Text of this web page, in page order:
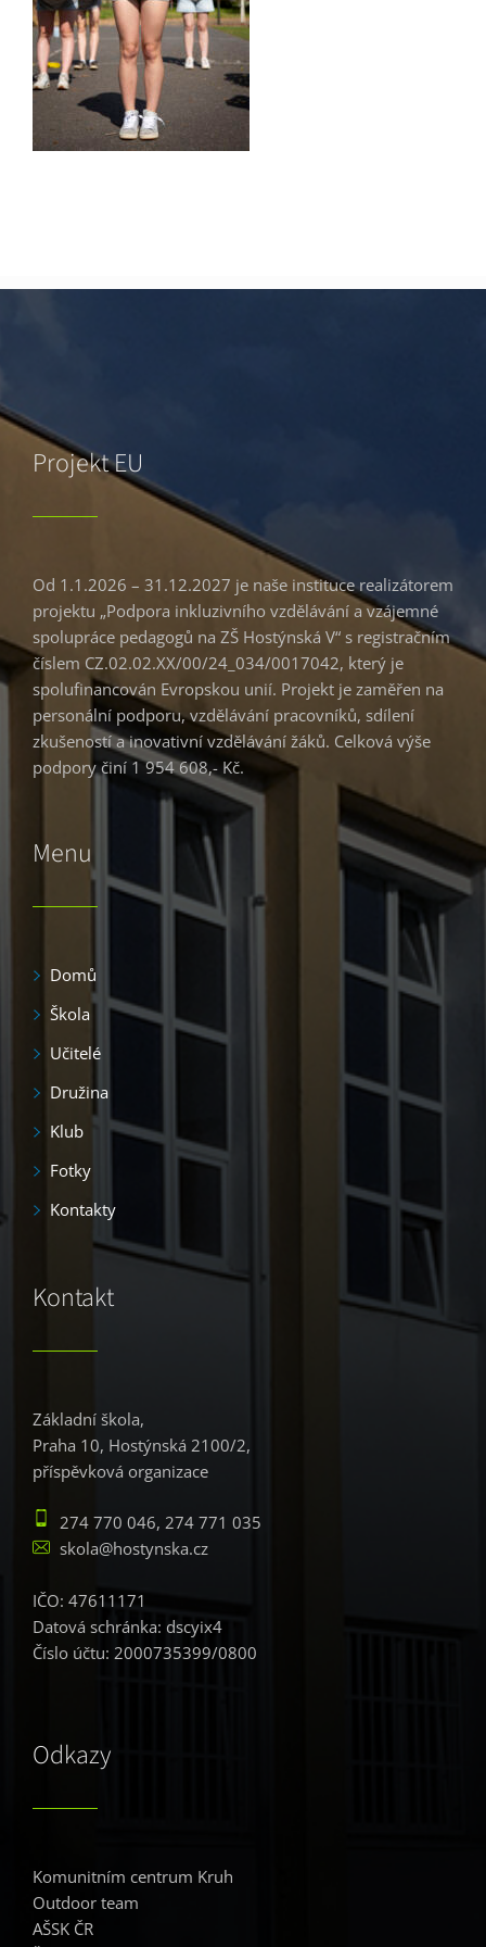
Projekt EU
Od 1.1.2026 – 31.12.2027 je naše instituce realizátorem
projektu „Podpora inkluzivního vzdělávání a vzájemné
spolupráce pedagogů na ZŠ Hostýnská V“ s registračním
číslem CZ.02.02.XX/00/24_034/0017042, který je
spolufinancován Evropskou unií. Projekt je zaměřen na
personální podporu, vzdělávání pracovníků, sdílení
zkušeností a inovativní vzdělávání žáků. Celková výše
podpory činí 1 954 608,- Kč.
Menu
Domů
Škola
Učitelé
Družina
Klub
Fotky
Kontakty
Kontakt
Základní škola,
Praha 10, Hostýnská 2100/2,
příspěvková organizace
274 770 046, 274 771 035
skola@hostynska.cz
IČO: 47611171
Datová schránka: dscyix4
Číslo účtu: 2000735399/0800
Odkazy
Komunitním centrum Kruh
Outdoor team
AŠSK ČR